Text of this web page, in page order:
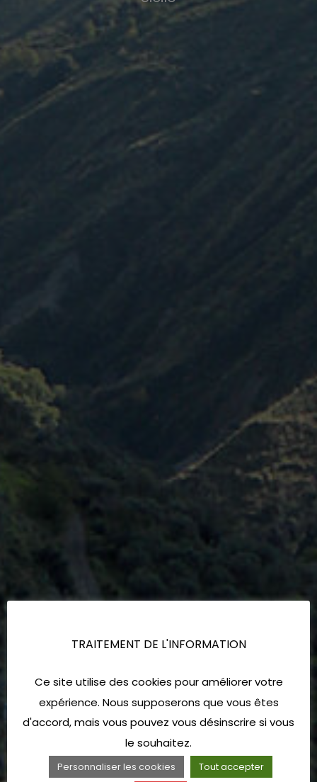
TRAITEMENT DE L'INFORMATION
Ce site utilise des cookies pour améliorer votre
expérience. Nous supposerons que vous êtes
d'accord, mais vous pouvez vous désinscrire si vous
le souhaitez.
Personnaliser les cookies
Tout accepter